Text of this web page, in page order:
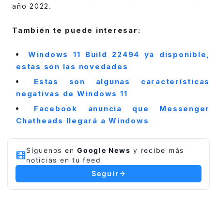
año 2022.
También te puede interesar:
Windows 11 Build 22494 ya disponible,
estas son las novedades
Estas son algunas características
negativas de Windows 11
Facebook anuncia que Messenger
Chatheads llegará a Windows
Síguenos en Google News y recibe más
noticias en tu feed
Seguir